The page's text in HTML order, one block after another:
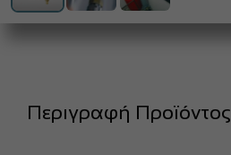
Περιγραφή Προϊόντος